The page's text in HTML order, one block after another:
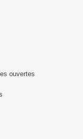
ouvertes